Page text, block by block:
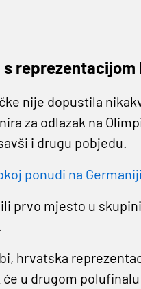
reprezentacijom
nije dopustila
za odlazak na
i drugu pobjedu.
ponudi na
prvo mjesto u
hrvatska
u drugom